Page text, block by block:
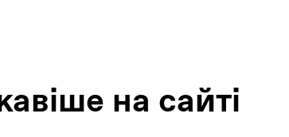
на сайтi